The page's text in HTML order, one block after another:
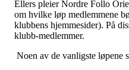
Ellers pleier Nordre Follo
om hvilke løp medlemmene
klubbens hjemmesider). På
klubb-medlemmer.
Noen av de vanligste løpene